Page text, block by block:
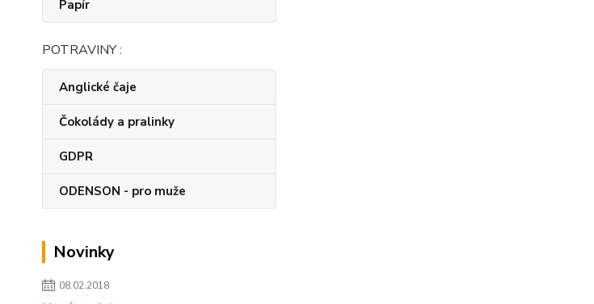
Papír
POTRAVINY :
Anglické čaje
Čokolády a pralinky
GDPR
ODENSON - pro muže
Novinky
08.02.2018